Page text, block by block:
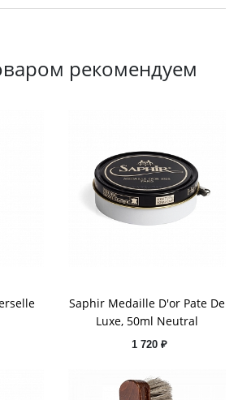
рекомендуем
Saphir Medaille D'or Pate De
Luxe, 50ml Neutral
1 720 ₽